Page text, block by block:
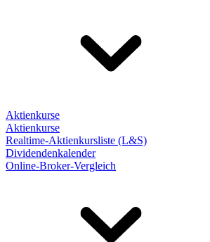
Aktienkurse
Aktienkurse
Realtime-Aktienkursliste (L&S)
Dividendenkalender
Online-Broker-Vergleich